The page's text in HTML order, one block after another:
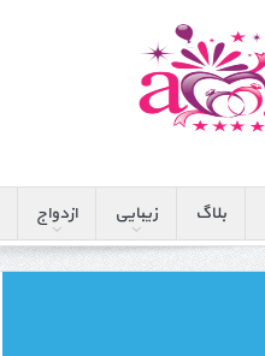
بلاگ زیبایی ازدواج